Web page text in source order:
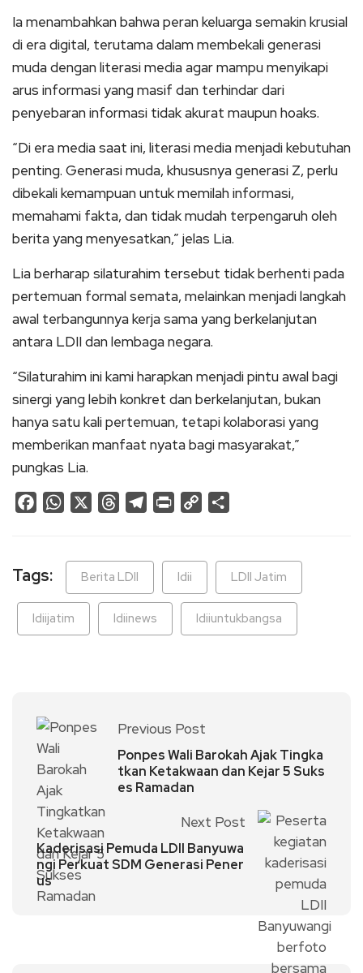
Ia menambahkan bahwa peran keluarga semakin krusial
di era digital, terutama dalam membekali generasi
muda dengan literasi media agar mampu menyikapi
arus informasi yang masif dan terhindar dari
penyebaran informasi tidak akurat maupun hoaks.
“Di era media saat ini, literasi media menjadi kebutuhan
penting. Generasi muda, khususnya generasi Z, perlu
dibekali kemampuan untuk memilah informasi,
memahami fakta, dan tidak mudah terpengaruh oleh
berita yang menyesatkan,” jelas Lia.
Lia berharap silaturahim tersebut tidak berhenti pada
pertemuan formal semata, melainkan menjadi langkah
awal terbangunnya kerja sama yang berkelanjutan
antara LDII dan lembaga negara.
“Silaturahim ini kami harapkan menjadi pintu awal bagi
sinergi yang lebih konkret dan berkelanjutan, bukan
hanya satu kali pertemuan, tetapi kolaborasi yang
memberikan manfaat nyata bagi masyarakat,”
pungkas Lia.
FacebookWhatsApp ThreadsTelegram
Print
Copy
Tags: Berita LDII ldii LDII Jatim
ldiijatim ldiinews ldiiuntukbangsa
Previous Post
Ponpes Wali Barokah Ajak Tingka
tkan Ketakwaan dan Kejar 5 Suks
es Ramadan
Next Post
Kaderisasi Pemuda LDII Banyuwa
ngi Perkuat SDM Generasi Pener
us